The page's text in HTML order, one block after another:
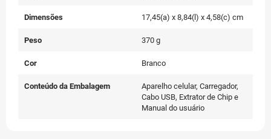
Dimensões 17,45(a) x 8,84(l) x 4,58(c) cm
Peso 370 g
Cor Branco
Conteúdo da Embalagem
Aparelho celular, Carregador,
Cabo USB, Extrator de Chip e
Manual do usuário